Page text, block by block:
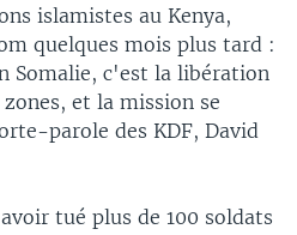
islamistes au Kenya,
quelques mois plus tard :
Somalie, c'est la libération
et la mission se
parole des KDF, David
tué plus de 100 soldats